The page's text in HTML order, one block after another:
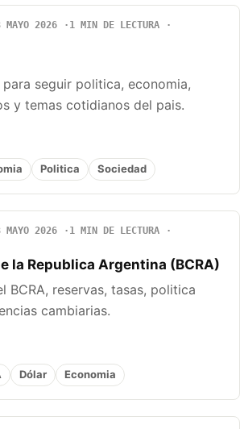
MAYO 2026
1 MIN DE LECTURA
seguir politica, economia,
y temas cotidianos del pais.
Politica Sociedad
MAYO 2026
1 MIN DE LECTURA
la Republica Argentina (BCRA)
BCRA, reservas, tasas, politica
cambiarias.
Dólar Economia